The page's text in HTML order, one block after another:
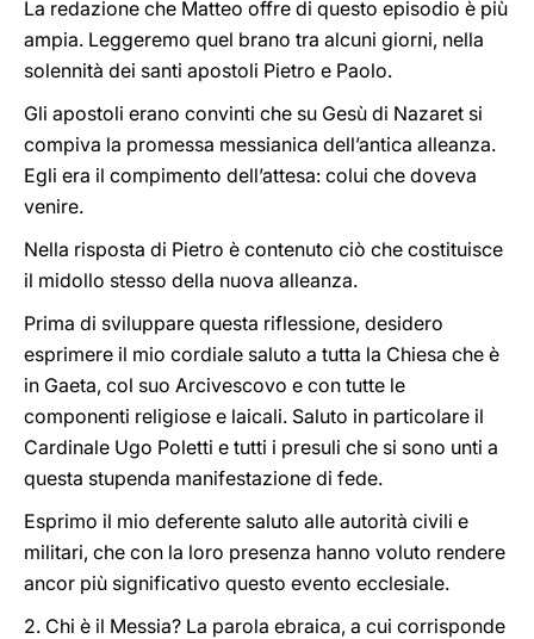
La redazione che Matteo offre di questo episodio è più
ampia. Leggeremo quel brano tra alcuni giorni, nella
solennità dei santi apostoli Pietro e Paolo.
Gli apostoli erano convinti che su Gesù di Nazaret si
compiva la promessa messianica dell’antica alleanza.
Egli era il compimento dell’attesa: colui che doveva
venire.
Nella risposta di Pietro è contenuto ciò che costituisce
il midollo stesso della nuova alleanza.
Prima di sviluppare questa riflessione, desidero
esprimere il mio cordiale saluto a tutta la Chiesa che è
in Gaeta, col suo Arcivescovo e con tutte le
componenti religiose e laicali. Saluto in particolare il
Cardinale Ugo Poletti e tutti i presuli che si sono unti a
questa stupenda manifestazione di fede.
Esprimo il mio deferente saluto alle autorità civili e
militari, che con la loro presenza hanno voluto rendere
ancor più significativo questo evento ecclesiale.
2. Chi è il Messia? La parola ebraica, a cui corrisponde